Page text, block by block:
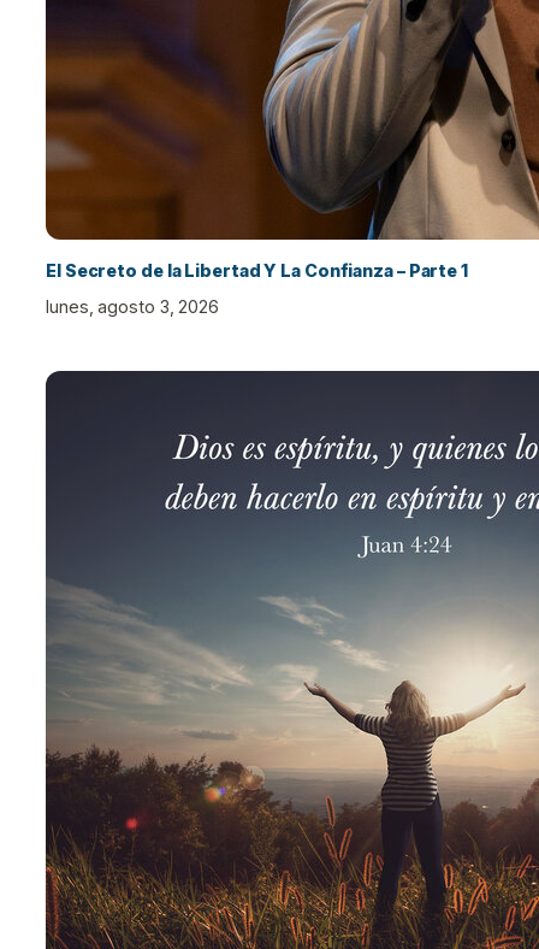
El Secreto de la Libertad Y La Confianza – Parte 1
lunes, agosto 3, 2026